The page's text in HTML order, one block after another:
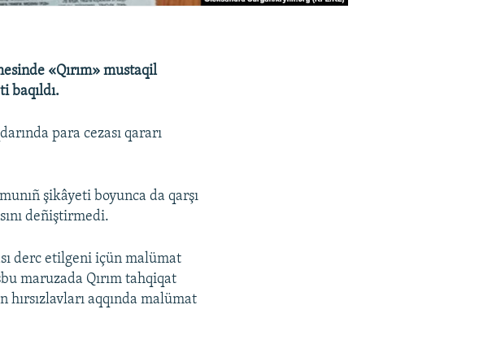
«Qırım» mustaqil
baqıldı.
para cezası qararı
şikâyeti boyunca da qarşı
deñiştirmedi.
derc etilgeni içün malümat
maruzada Qırım tahqiqat
aqqında malümat